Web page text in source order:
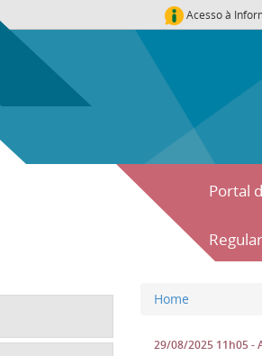
Acesso à
Portal
Home
29/08/2025 11h05-